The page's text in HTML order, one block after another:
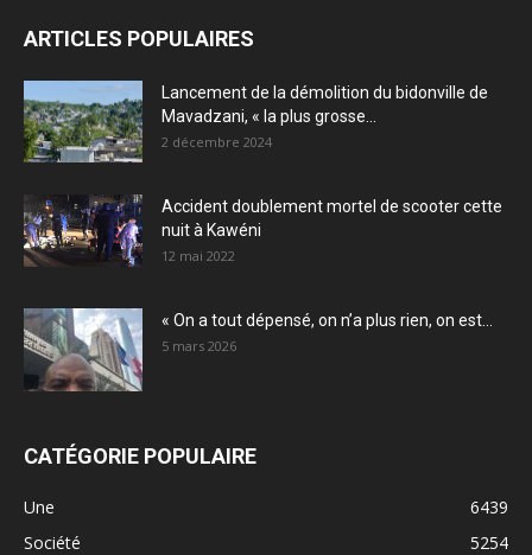
ARTICLES POPULAIRES
Lancement de la démolition du bidonville de
Mavadzani, « la plus grosse...
2 décembre 2024
Accident doublement mortel de scooter cette
nuit à Kawéni
12 mai 2022
« On a tout dépensé, on n’a plus rien, on est...
5 mars 2026
CATÉGORIE POPULAIRE
Une
6439
Société
5254